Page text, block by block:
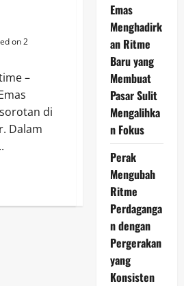
on 2
–
di
Dalam
Emas
Menghadirk
an Ritme
Baru yang
Membuat
Pasar Sulit
Mengalihka
n Fokus
Perak
Mengubah
Ritme
Perdaganga
n dengan
Pergerakan
yang
Konsisten